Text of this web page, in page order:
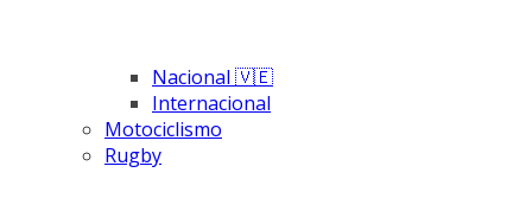
Nacional 🇻🇪
Internacional
Motociclismo
Rugby